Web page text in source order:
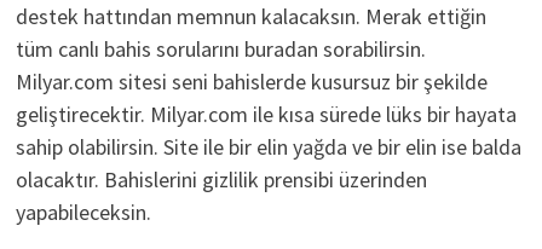
destek hattından memnun kalacaksın. Merak ettiğin
tüm canlı bahis sorularını buradan sorabilirsin.
Milyar.com sitesi seni bahislerde kusursuz bir şekilde
geliştirecektir. Milyar.com ile kısa sürede lüks bir hayata
sahip olabilirsin. Site ile bir elin yağda ve bir elin ise balda
olacaktır. Bahislerini gizlilik prensibi üzerinden
yapabileceksin.